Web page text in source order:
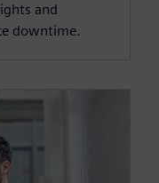
and
downtime.